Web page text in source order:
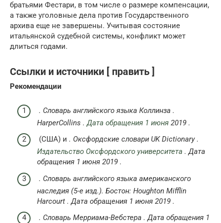
братьями Фестари, в том числе о размере компенсации,
а также уголовные дела против Государственного
архива еще не завершены. Учитывая состояние
итальянской судебной системы, конфликт может
длиться годами.
Ссылки и источники [ править ]
Рекомендации
. Словарь английского языка Коллинза .
HarperCollins .Дата обращения 1 июня 2019 .
(США) и . Оксфордские словари UK Dictionary.
Издательство Оксфордского университета .Дата
обращения 1 июня 2019 .
. Словарь английского языка американского
наследия (5-е изд.). Бостон: Houghton Mifflin
Harcourt .Дата обращения 1 июня 2019 .
. Словарь Мерриама-Вебстера .Дата обращения 1